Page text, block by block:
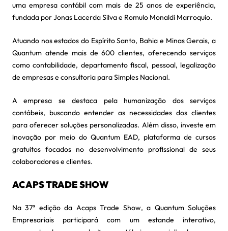
uma empresa contábil com mais de 25 anos de experiência,
fundada por Jonas Lacerda Silva e Romulo Monaldi Marroquio.
Atuando nos estados do Espírito Santo, Bahia e Minas Gerais, a
Quantum atende mais de 600 clientes, oferecendo serviços
como contabilidade, departamento fiscal, pessoal, legalização
de empresas e consultoria para Simples Nacional.
A empresa se destaca pela humanização dos serviços
contábeis, buscando entender as necessidades dos clientes
para oferecer soluções personalizadas. Além disso, investe em
inovação por meio do Quantum EAD, plataforma de cursos
gratuitos focados no desenvolvimento profissional de seus
colaboradores e clientes.
ACAPS TRADE SHOW
Na 37ª edição da Acaps Trade Show, a Quantum Soluções
Empresariais participará com um estande interativo,